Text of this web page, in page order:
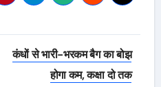
कंधों से भारी-भरकम बैग का बोझ
होगा कम, कक्षा दो तक